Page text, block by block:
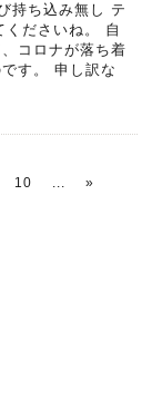
持ち込み無し テ
ださいね。 自
コロナが落ち着
す。 申し訳な
10 ... »